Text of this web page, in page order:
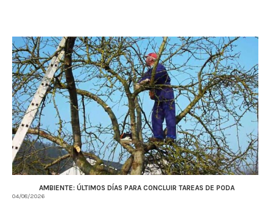
AMBIENTE: ÚLTIMOS DÍAS PARA CONCLUIR TAREAS DE PODA
04/08/2026